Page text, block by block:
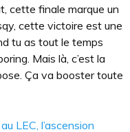
cette finale marque un
cette victoire est une
tu as tout le temps
Mais là, c’est la
Ça va booster toute
LEC, l’ascension